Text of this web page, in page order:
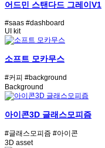
어드민 스탠다드 그레이V1
#saas #dashboard
UI kit
소프트 모카무스
#커피 #background
Background
아이콘3D 글래스모피즘
#글래스모피즘 #아이콘
3D asset